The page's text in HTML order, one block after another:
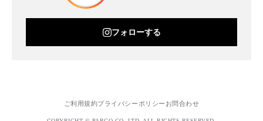
フォローする
ご利用規約プライバシーポリシー お問合わせ